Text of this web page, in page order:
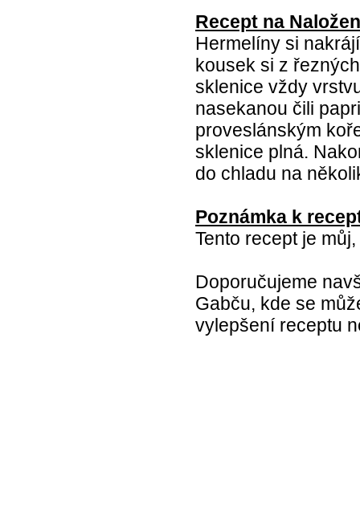
Recept na
Hermelíny si
kousek si z
sklenice vždy
nasekanou čili
proveslánským
sklenice plná.
do chladu na
Poznámka k
Tento recept je
Doporučujeme
Gabču, kde se
vylepšení receptu